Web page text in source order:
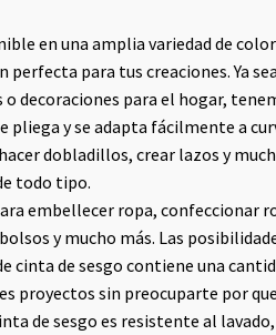
en una amplia variedad de
para tus creaciones. Ya
decoraciones para el hogar,
pliega y se adapta fácilmente a
dobladillos, crear lazos y
todo tipo.
embellecer ropa, confeccionar
y mucho más. Las
cinta de sesgo contiene una
proyectos sin preocuparte por
de sesgo es resistente al